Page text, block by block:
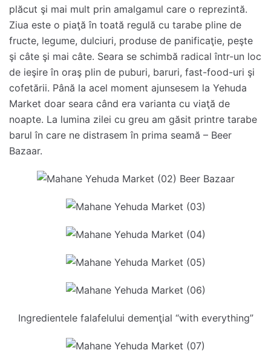
plăcut şi mai mult prin amalgamul care o reprezintă.
Ziua este o piaţă în toată regulă cu tarabe pline de
fructe, legume, dulciuri, produse de panificaţie, peşte
şi câte şi mai câte. Seara se schimbă radical într-un loc
de ieşire în oraş plin de puburi, baruri, fast-food-uri şi
cofetării. Până la acel moment ajunsesem la Yehuda
Market doar seara când era varianta cu viaţă de
noapte. La lumina zilei cu greu am găsit printre tarabe
barul în care ne distrasem în prima seamă – Beer
Bazaar.
Ingredientele falafelului demenţial “with everything”